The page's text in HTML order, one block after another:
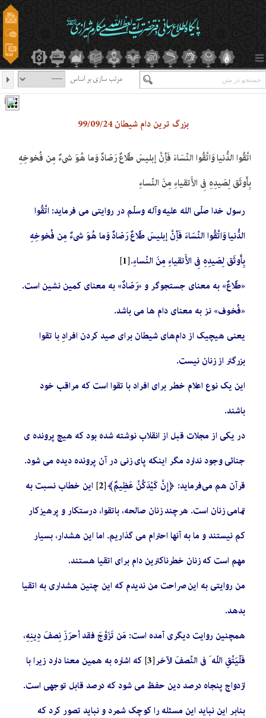
مرتب سازی بر اساس
بزرگ ترین دام شیطان 99/09/24
اتَّقُوا الدُّنیا وَاتَّقُوا النِّسَاءَ فَأِنَّ إبلیسَ طَلّاعٌ رَصّادٌ وَما هُوَ شيءٌ مِن فُخوخِهِ
بِأَوثَق لِصَيدِهِ فِي الأَتقياءِ مِنَ النِّساءِ
رسول خدا صلّی الله علیه وآله وسلّم در روایتی می فرماید: اتَّقُوا
الدُّنیا وَاتَّقُوا النِّسَاءَ فَأِنَّ إبلیسَ طَلّاعٌ رَصّادٌ وَما هُوَ شيءٌ مِن فُخوخِهِ
بِأَوثَق لِصَيدِهِ فِي الأَتقياءِ مِنَ النِّساءِ.[1]
«طَلّاعٌ» به معنای جستجوگر و «رَصّادٌ» به معنای کمین نشین است.
«فُخوف» نز به معنای دام ها می باشد.
یعنی هیچیک از دام‌های شیطان برای صید کردن افرادِ با تقوا
بزرگتر از زنان نیست.
این یک نوع اعلام خطر برای افراد با تقوا است که مراقب خود
باشند.
در یکی از مجلات قبل از انقلاب نوشته شده بود که هیچ پرونده ی
جنائی وجود ندارد مگر اینکه پای زنی در آن پرونده دیده می شود.
قرآن هم می‌فرماید: ﴿إِنَّ كَيْدَكُنَّ عَظِيمٌ﴾[2] این خطاب نسبت به
تمامی زنان است. هرچند زنان صالحه، باتقوا، درستکار و پرهیزکار
کم نیستند و ما به آنها احترام می گذاریم. اما این هشدار، بسیار
مهم است که زنان خطرناکترین دام برای اتقیا هستند.
من روایتی به این صراحت من ندیدم که این چنین هشداری به اتقیا
بدهد.
همچنین روایت دیگری آمده است: مَن تَزَوَّجَ فقد أحرَزَ نِصفَ دِينِهِ،
فَلْيَتَّقِ اللّه َ في النِّصفَ الآخر[3] که اشاره به همین معنا دارد زیرا با
ازدواج پنجاه درصد دین حفظ می شود که درصد قابل توجهی است.
بنابر این نباید این مسئله را کوچک شمرد و نباید تصور کرد که